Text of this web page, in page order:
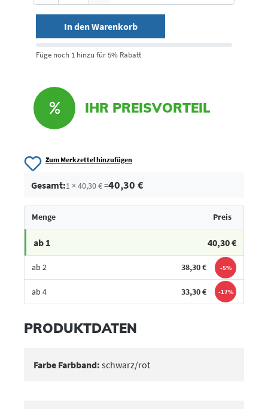
In den Warenkorb
Füge noch 1 hinzu für 5% Rabatt
IHR PREISVORTEIL
Zum Merkzettel hinzufügen
Gesamt:1 × 40,30 € =40,30 €
Menge Preis
ab 1 40,30 €
ab 2 38,30 € -5%
ab 4 33,30 € -17%
Bestes Angebot
PRODUKTDATEN
Farbe Farbband: schwarz/rot